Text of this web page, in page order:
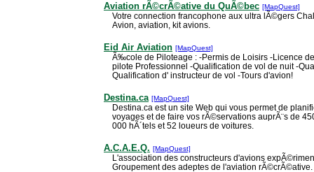
Aviation rÃ©crÃ©ative du QuÃ©bec [MapQuest]
Votre connection francophone aux ultra lÃ©gers
Avion, aviation, kit avions.
Eid Air Aviation [MapQuest]
Ã‰cole de Piloteage : -Permis de Loisirs -Licence
pilote Professionnel -Qualification de vol de nuit -
Qualification d' instructeur de vol -Tours d'avion!
Destina.ca [MapQuest]
Destina.ca est un site Web qui vous permet de
voyages et de faire vos rÃ©servations auprÃ¨s de
000 hÃ´tels et 52 loueurs de voitures.
A.C.A.E.Q. [MapQuest]
L'association des constructeurs d'avions
Groupement des adeptes de l'aviation rÃ©crÃ©ative.